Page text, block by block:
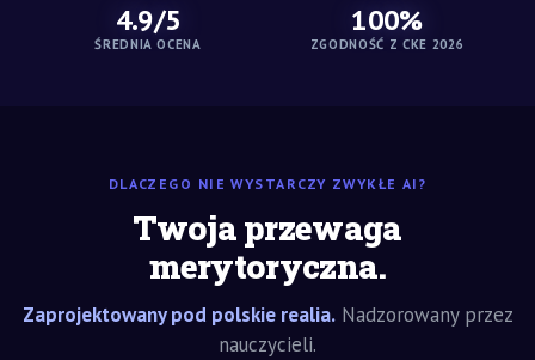
4.9/5
ŚREDNIA OCENA
100%
ZGODNOŚĆ Z CKE 2026
DLACZEGO NIE WYSTARCZY ZWYKŁE AI?
Twoja przewaga
merytoryczna.
Zaprojektowany pod polskie realia.Nadzorowany przez
nauczycieli.